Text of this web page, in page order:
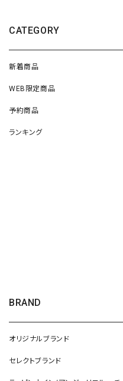
CATEGORY
新着商品
WEB限定商品
予約商品
ランキング
BRAND
オリジナルブランド
セレクトブランド